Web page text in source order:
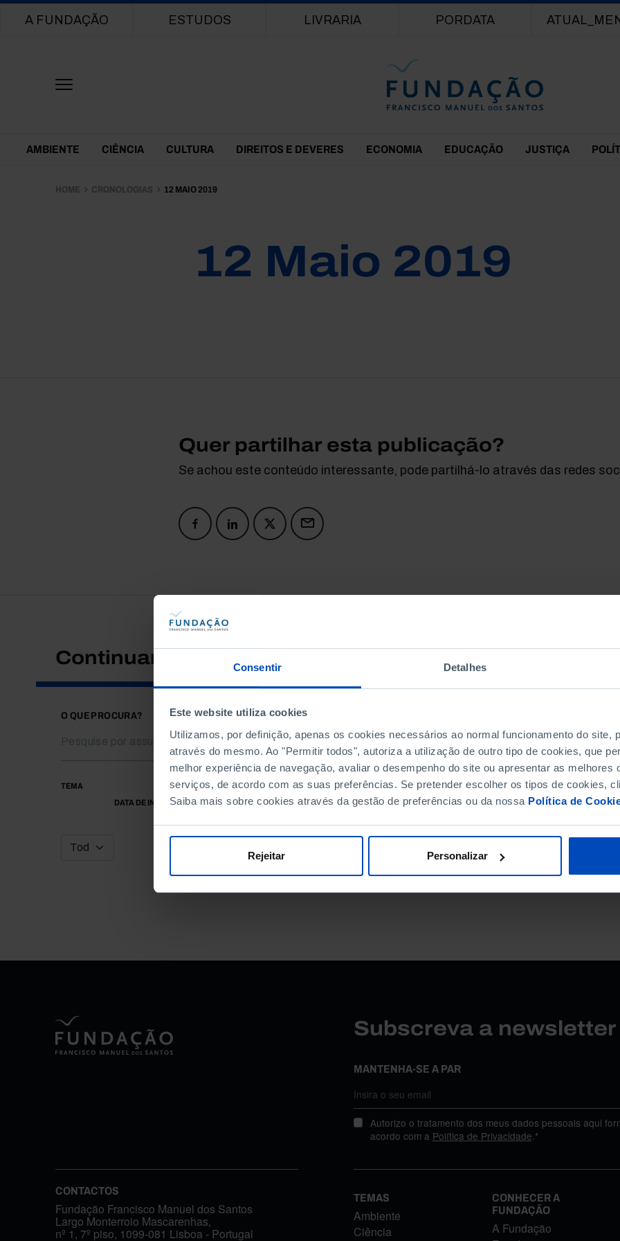
Consentir Detalhes
Este website utiliza cookies
Utilizamos, por definição, apenas os cookies necessários ao normal funcionamento do site,
através do mesmo. Ao "Permitir todos", autoriza a utilização de outro tipo de cookies, que
melhor experiência de navegação, avaliar o desempenho do site ou apresentar as melhores
serviços, de acordo com as suas preferências. Se pretender escolher os tipos de cookies,
Saiba mais sobre cookies através da gestão de preferências ou da nossa Política de
Rejeitar Personalizar
Main navigation
A FUNDAÇÃO ESTUDOS LIVRARIA PORDATA
Themes Menu
AMBIENTE CIÊNCIA CULTURA DIREITOS E DEVERES ECONOMIA EDUCAÇÃO JUSTIÇA
HOME CRONOLOGIAS 12 MAIO 2019
12 Maio 2019
Quer partilhar esta publicação?
Se achou este conteúdo interessante, pode partilhá-lo através das redes
Continuar a pesquisar
O QUE PROCURA?
TEMA
DATA DE INÍCIO
DATA DE FIM
Subscreva a
MANTENHA-SE A PAR
Autorizo o tratamento dos meus dados pessoais aqui
acordo com a Política de Privacidade.*
CONTACTOS
Fundação Francisco Manuel dos Santos
Largo Monterroio Mascarenhas,
nº 1, 7º piso, 1099-081 Lisboa - Portugal
TEMAS
Ambiente
Ciência
CONHECER A
FUNDAÇÃO
A Fundação